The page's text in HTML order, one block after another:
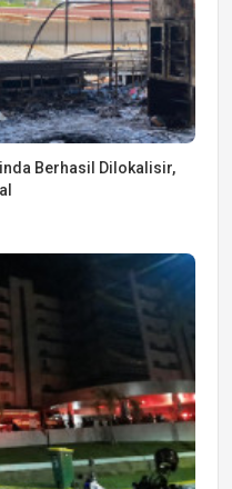
Berhasil Dilokalisir,